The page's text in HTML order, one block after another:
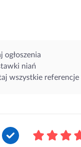
ogłoszenia
niań
wszystkie referencje